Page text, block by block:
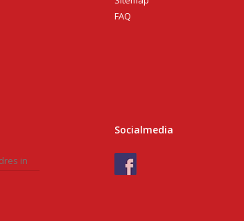
FAQ
Socialmedia